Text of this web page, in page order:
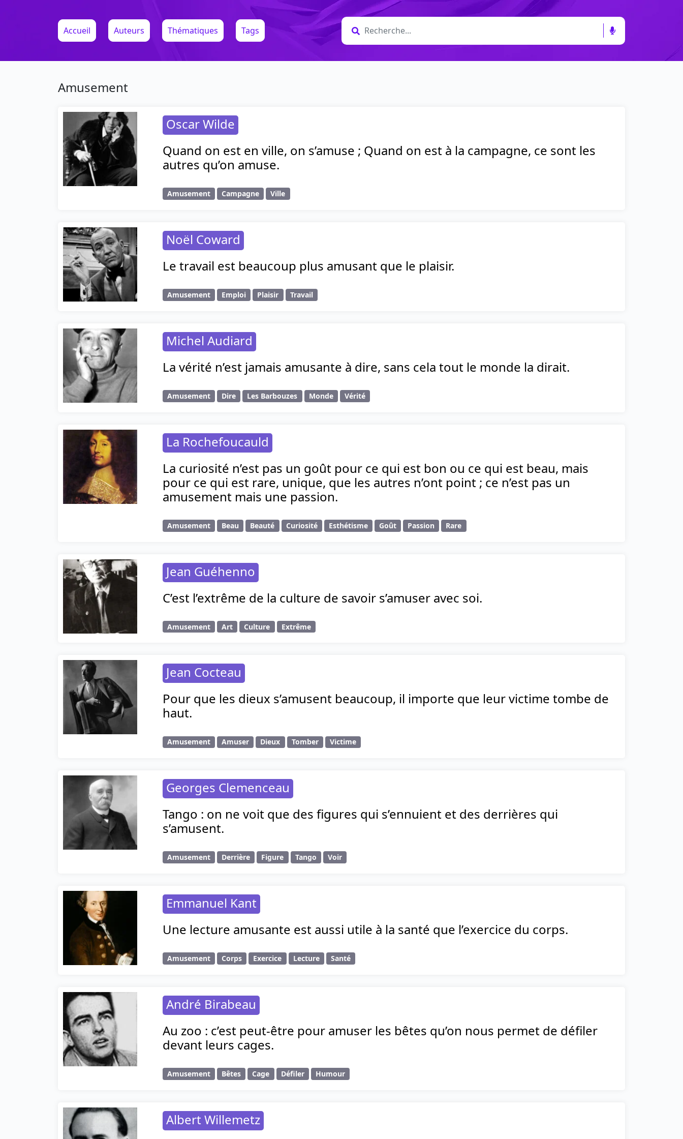
Accueil Auteurs Thématiques Tags
Amusement
Oscar Wilde
Quand on est en ville, on s’amuse ; Quand on est à la campagne, ce sont les
autres qu’on amuse.
Amusement Campagne Ville
Noël Coward
Le travail est beaucoup plus amusant que le plaisir.
Amusement Emploi Plaisir Travail
Michel Audiard
La vérité n’est jamais amusante à dire, sans cela tout le monde la dirait.
Amusement Dire Les Barbouzes Monde Vérité
La Rochefoucauld
La curiosité n’est pas un goût pour ce qui est bon ou ce qui est beau, mais
pour ce qui est rare, unique, que les autres n’ont point ; ce n’est pas un
amusement mais une passion.
Amusement Beau Beauté Curiosité Esthétisme Goût Passion Rare
Jean Guéhenno
C’est l’extrême de la culture de savoir s’amuser avec soi.
Amusement Art Culture Extrême
Jean Cocteau
Pour que les dieux s’amusent beaucoup, il importe que leur victime tombe de
haut.
Amusement Amuser Dieux Tomber Victime
Georges Clemenceau
Tango : on ne voit que des figures qui s’ennuient et des derrières qui
s’amusent.
Amusement Derrière Figure Tango Voir
Emmanuel Kant
Une lecture amusante est aussi utile à la santé que l’exercice du corps.
Amusement Corps Exercice Lecture Santé
André Birabeau
Au zoo : c’est peut-être pour amuser les bêtes qu’on nous permet de défiler
devant leurs cages.
Amusement Bêtes Cage Défiler Humour
Albert Willemetz